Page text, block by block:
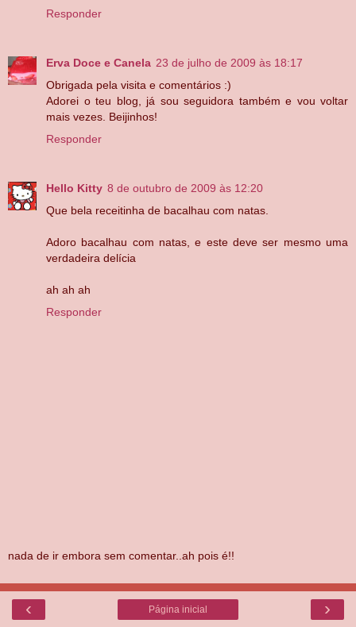
Responder
Erva Doce e Canela 23 de julho de 2009 às 18:17
Obrigada pela visita e comentários :)
Adorei o teu blog, já sou seguidora também e vou voltar
mais vezes. Beijinhos!
Responder
Hello Kitty 8 de outubro de 2009 às 12:20
Que bela receitinha de bacalhau com natas.
Adoro bacalhau com natas, e este deve ser mesmo uma
verdadeira delícia
ah ah ah
Responder
nada de ir embora sem comentar..ah pois é!!
‹ ›
Página inicial